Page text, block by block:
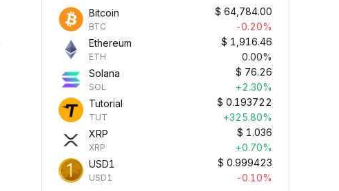
Bitcoin
BTC
$ 64,784.00
-0.20%
Ethereum
ETH
$ 1,916.46
0.00%
Solana
SOL
$ 76.26
+2.30%
Tutorial
TUT
$ 0.193722
+325.80%
XRP
XRP
$ 1.036
+0.70%
USD1
USD1
$ 0.999423
-0.10%